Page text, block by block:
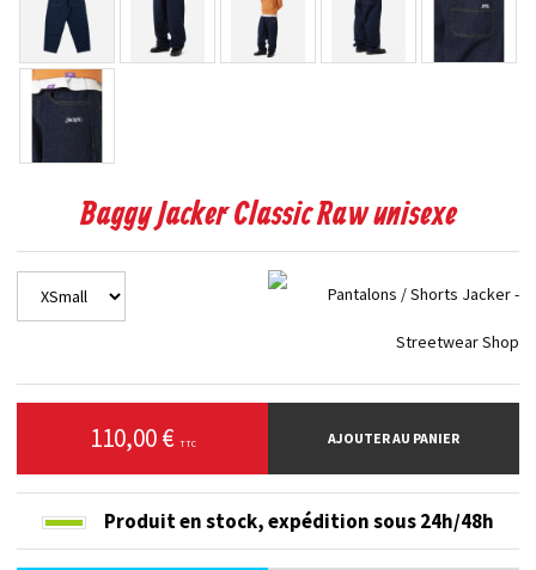
Baggy Jacker Classic Raw unisexe
110,00 € TTC AJOUTER AU PANIER
Produit en stock,expédition sous 24h/48h